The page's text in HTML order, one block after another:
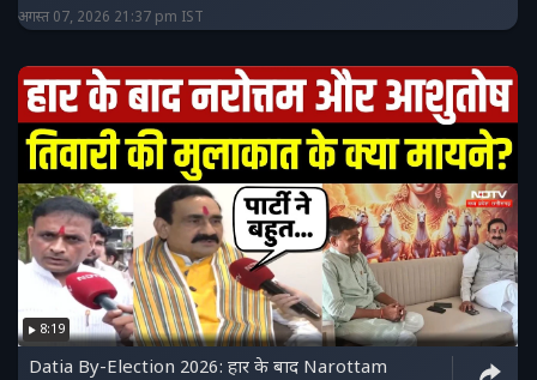
अगस्त 07, 2026 21:37 pm IST
8:19
Datia By-Election 2026: हार के बाद Narottam